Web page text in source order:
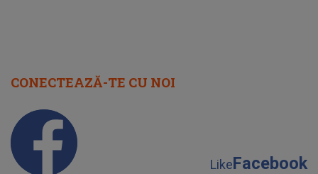
CONECTEAZĂ-TE CU NOI
LikeFacebook